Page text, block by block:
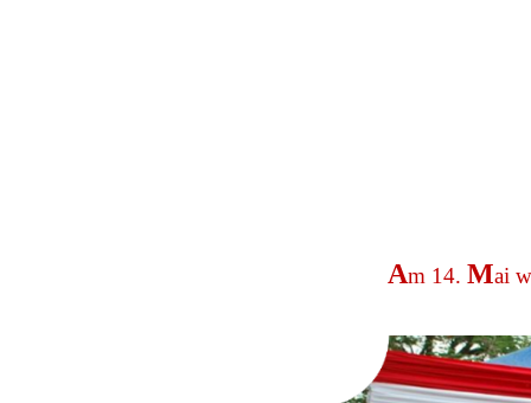
Am 14. Mai